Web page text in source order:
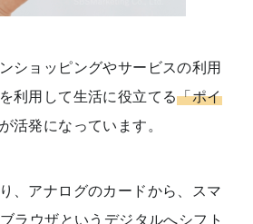
ショッピングやサービスの利用
利用して生活に役立てる「ポイ
活発になっています。
、アナログのカードから、スマ
ラウザというデジタルへシフト